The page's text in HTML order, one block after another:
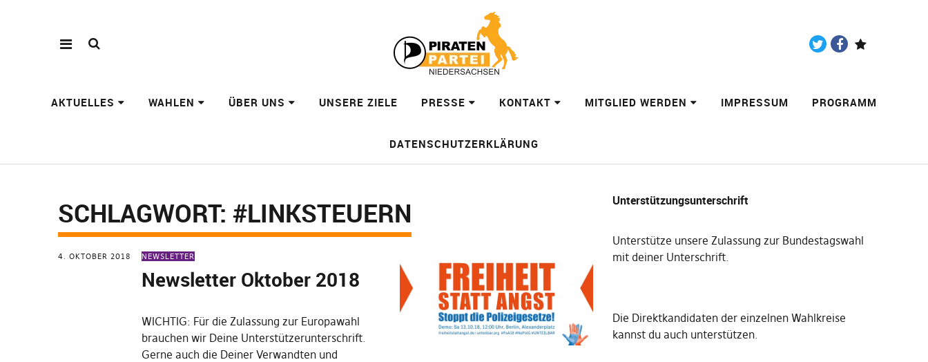
AKTUELLES WAHLEN ÜBER UNS UNSERE ZIELE PRESSE KONTAKT MITGLIED WERDEN IMPRESSUM PROGRAMM
DATENSCHUTZERKLÄRUNG
SCHLAGWORT: #LINKSTEUERN
4. OKTOBER 2018 NEWSLETTER
Newsletter Oktober 2018
WICHTIG: Für die Zulassung zur Europawahl
brauchen wir Deine Unterstützerunterschrift.
Gerne auch die Deiner Verwandten und
Unterstützungsunterschrift
Unterstütze unsere Zulassung zur Bundestagswahl
mit deiner Unterschrift.
Die Direktkandidaten der einzelnen Wahlkreise
kannst du auch unterstützen.